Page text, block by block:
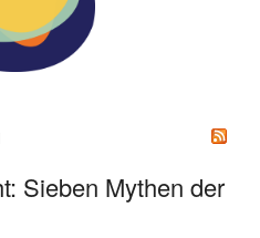
Sieben Mythen der